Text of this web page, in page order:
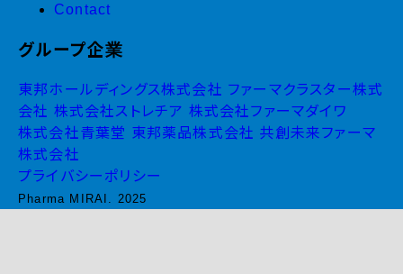
Contact
グループ企業
東邦ホールディングス株式会社 ファーマクラスター株式
会社 株式会社ストレチア 株式会社ファーマダイワ
株式会社青葉堂 東邦薬品株式会社 共創未来ファーマ
株式会社
プライバシーポリシー
Pharma MIRAI. 2025